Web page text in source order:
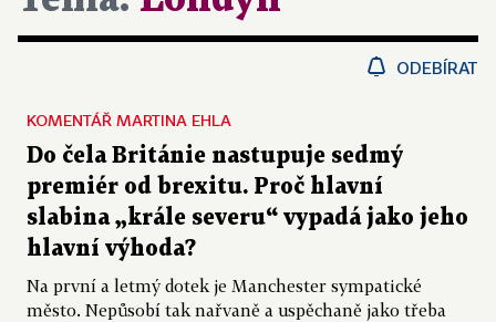
ODEBÍRAT
Do čela Británie nastupuje sedmý
premiér od brexitu. Proč hlavní
slabina „krále severu“ vypadá jako jeho
hlavní výhoda?
Na první a letmý dotek je Manchester sympatické
město. Nepůsobí tak nařvaně a uspěchaně jako třeba
KOMENTÁŘ MARTINA EHLA